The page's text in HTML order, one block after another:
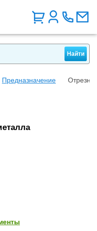
Предназначение